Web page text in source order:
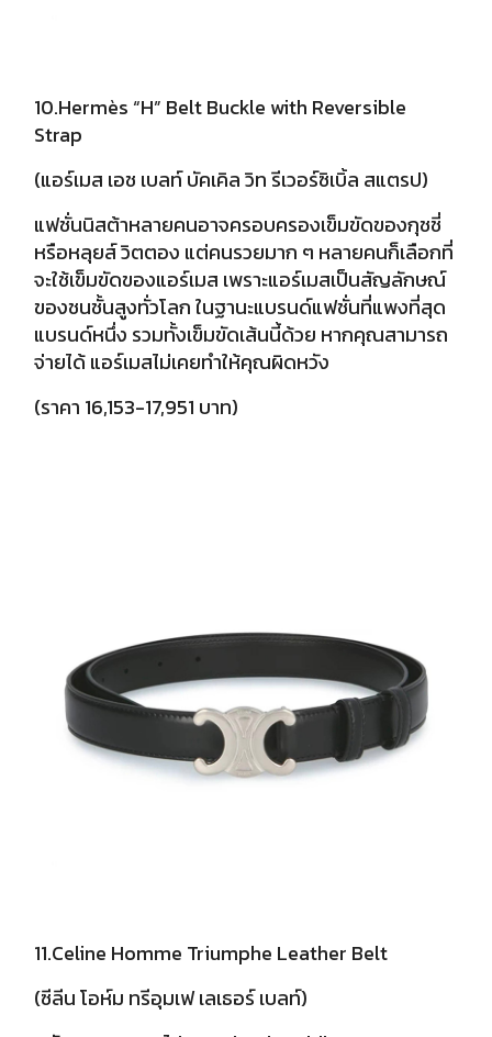
10.Hermès “H” Belt Buckle with Reversible
Strap
(แอร์เมส เอช เบลท์ บัคเคิล วิท รีเวอร์ซิเบิ้ล สแตรป)
แฟชั่นนิสต้าหลายคนอาจครอบครองเข็มขัดของกุชชี่
หรือหลุยส์ วิตตอง แต่คนรวยมาก ๆ หลายคนก็เลือกที่
จะใช้เข็มขัดของแอร์เมส เพราะแอร์เมสเป็นสัญลักษณ์
ของชนชั้นสูงทั่วโลก ในฐานะแบรนด์แฟชั่นที่แพงที่สุด
แบรนด์หนึ่ง รวมทั้งเข็มขัดเส้นนี้ด้วย หากคุณสามารถ
จ่ายได้ แอร์เมสไม่เคยทำให้คุณผิดหวัง
(ราคา 16,153-17,951 บาท)
11.Celine Homme Triumphe Leather Belt
(ซีลีน โอห์ม ทรีอุมเฟ เลเธอร์ เบลท์)